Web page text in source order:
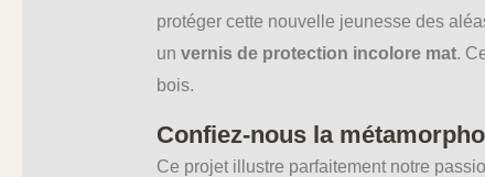
protéger cette nouvelle jeunesse des
un vernis de protection incolore mat.
bois.
Confiez-nous la
Ce projet illustre parfaitement notre